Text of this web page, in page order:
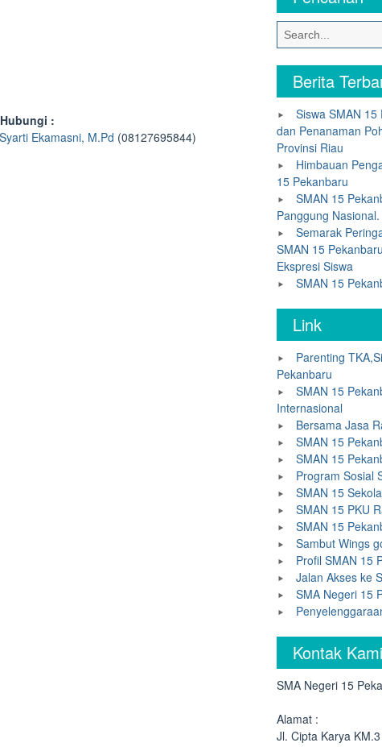
:
Syarti Ekamasni, M.Pd (08127695844)
Berita
Siswa SMAN
dan Penanaman
Provinsi Riau
Himbauan
15 Pekanbaru
SMAN 15
Panggung Nasional.
Semarak
SMAN 15
Ekspresi Siswa
SMAN 15
Link
Parenting
Pekanbaru
SMAN 15
Internasional
Bersama Jasa
SMAN 15
SMAN 15
Program Sosial
SMAN 15
SMAN 15 PKU
SMAN 15
Sambut Wings
Profil SMAN 15
Jalan Akses ke
SMA Negeri 15
Kontak Kami
SMA Negeri 15
Alamat :
Jl. Cipta Karya